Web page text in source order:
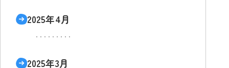
2025年4月
2025年3月